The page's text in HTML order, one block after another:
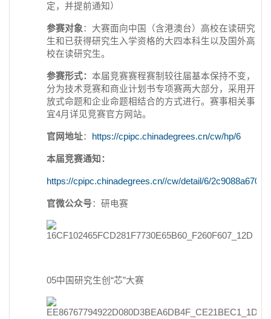
定，并提前通知）
参赛对象 ：大赛面向中国（含港澳台）高校在读研究
生和已获得研究生入学资格的大四本科生以及国外高
校在读研究生。
参赛形式： 本届竞赛赛程赛制较往届基本保持不变，
分为技术竞赛和商业计划书专项赛两大部分，采用开
放式命题和企业命题相结合的方式进行。赛事相关事
宜4月详见竞赛官方网站。
官网地址： https://cpipc.chinadegrees.cn/cw/hp/6
本届竞赛通知：
https://cpipc.chinadegrees.cn//cw/detail/6/
官微公众号：研电赛
05中国研究生创“芯”大赛